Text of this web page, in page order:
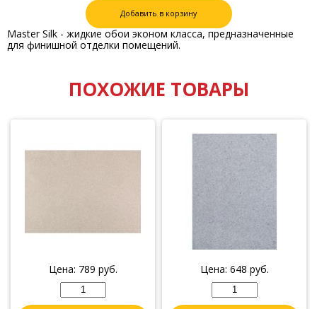
Добавить в корзину
Master Silk - жидкие обои эконом класса, предназначенные
для финишной отделки помещений.
ПОХОЖИЕ ТОВАРЫ
Цена: 789 руб. Цена: 648 руб.